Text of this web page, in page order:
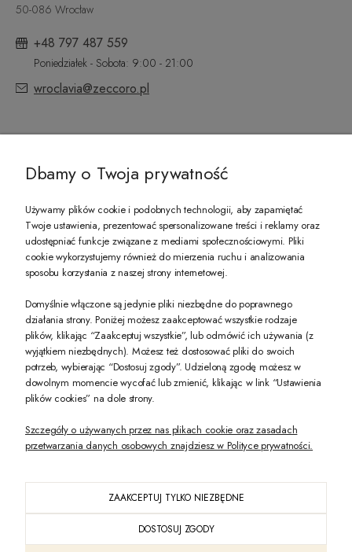
50-086 Wrocław
+48 797 487 559
Poniedziałek - Sobota: 9:00 - 21:00
wroclavia@zeccoro.pl
PREZENT DLA CIEBIE!
-10% na pierwsze zakupy na zeccoro.pl Gdy zapiszesz się do naszego
Twoje dane będą przetwarzane zgodnie z nasząpolityką prywatności
POKAŻ PEŁNĄ WERSJĘ STRONY
PL
Dbamy o Twoja prywatność
Używamy plików cookie i podobnych technologii, aby zapamiętać
Twoje ustawienia, prezentować spersonalizowane treści i reklamy oraz
udostępniać funkcje związane z mediami społecznościowymi. Pliki
cookie wykorzystujemy również do mierzenia ruchu i analizowania
sposobu korzystania z naszej strony internetowej.
Domyślnie włączone są jedynie pliki niezbędne do poprawnego
działania strony. Poniżej możesz zaakceptować wszystkie rodzaje
plików, klikając “Zaakceptuj wszystkie”, lub odmówić ich używania (z
wyjątkiem niezbędnych). Możesz też dostosować pliki do swoich
potrzeb, wybierając “Dostosuj zgody”. Udzieloną zgodę możesz w
dowolnym momencie wycofać lub zmienić, klikając w link “Ustawienia
plików cookies” na dole strony.
Szczegóły o używanych przez nas plikach cookie oraz zasadach
przetwarzania danych osobowych znajdziesz w Polityce prywatności.
ZAAKCEPTUJ TYLKO NIEZBĘDNE
DOSTOSUJ ZGODY